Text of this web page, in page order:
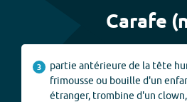
Carafe
3
partie antérieure de la tête
frimousse ou bouille d'un
étranger, trombine d'un